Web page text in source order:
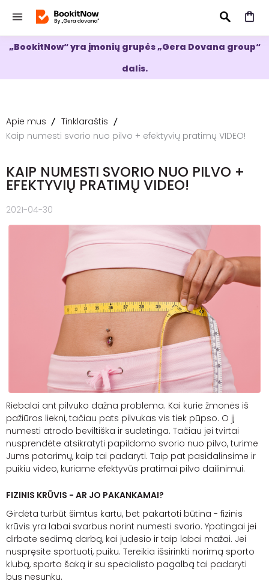
IEŠKOTI
„BookitNow“ yra įmonių grupės „Gera Dovana group“
dalis.
Apie mus
Tinklaraštis
Kaip numesti svorio nuo pilvo + efektyvių pratimų VIDEO!
KAIP NUMESTI SVORIO NUO PILVO +
EFEKTYVIŲ PRATIMŲ VIDEO!
2021-04-30
Riebalai ant pilvuko dažna problema. Kai kurie žmonės iš
pažiūros liekni, tačiau pats pilvukas vis tiek pūpso. O jį
numesti atrodo beviltiška ir sudėtinga. Tačiau jei tvirtai
nusprendėte atsikratyti papildomo svorio nuo pilvo, turime
Jums patarimų, kaip tai padaryti. Taip pat pasidalinsime ir
puikiu video, kuriame efektyvūs pratimai pilvo dailinimui.
FIZINIS KRŪVIS - AR JO PAKANKAMAI?
Girdėta turbūt šimtus kartu, bet pakartoti būtina - fizinis
krūvis yra labai svarbus norint numesti svorio. Ypatingai jei
dirbate sėdimą darbą, kai judesio ir taip labai mažai. Jei
nuspręsite sportuoti, puiku. Tereikia išsirinkti norimą sporto
klubą, sporto šaką ir su specialisto pagalbą tai padaryti
bus nesunku.